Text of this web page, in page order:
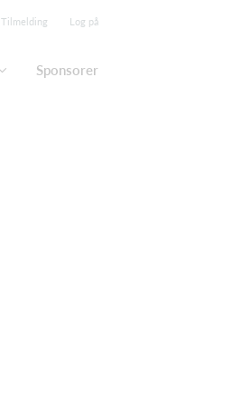
Tilmelding Log på
Sponsorer